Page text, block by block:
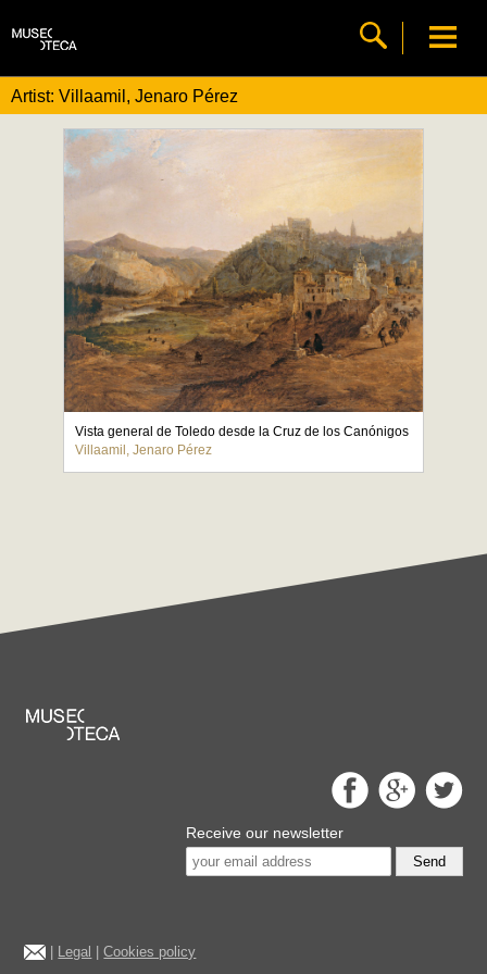
Artist: Villaamil, Jenaro Pérez
Vista general de Toledo desde la Cruz de los Canónigos
Villaamil, Jenaro Pérez
Receive our newsletter
Send
Legal |Cookies policy